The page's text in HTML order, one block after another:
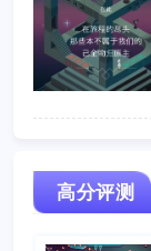
高分评测